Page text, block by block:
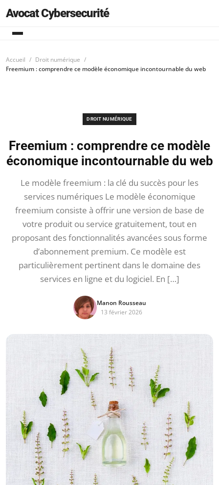
Avocat Cybersecurité
Accueil
Droit numérique
Freemium : comprendre ce modèle économique incontournable du web
DROIT NUMÉRIQUE
Freemium : comprendre ce modèle
économique incontournable du web
Le modèle freemium : la clé du succès pour les
services numériques Le modèle économique
freemium consiste à offrir une version de base de
votre produit ou service gratuitement, tout en
proposant des fonctionnalités avancées sous forme
d’abonnement premium. Ce modèle est
particulièrement pertinent dans le domaine des
services en ligne et du logiciel. En […]
Manon Rousseau
13 février 2026